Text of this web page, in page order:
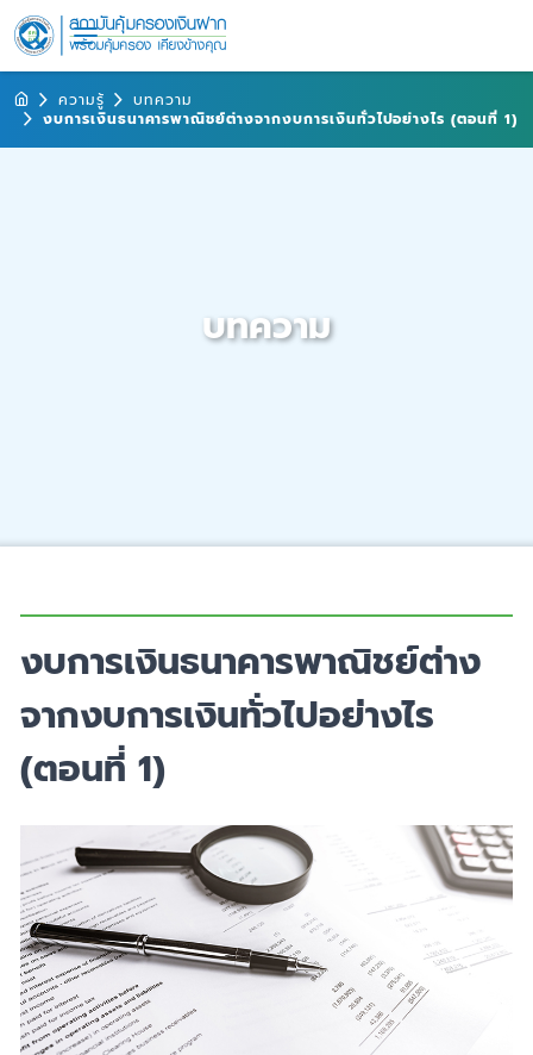
ความรู้
บทความ
งบการเงินธนาคารพาณิชย์ต่างจากงบการเงินทั่วไปอย่างไร (ตอนที่ 1)
บทความ
งบการเงินธนาคารพาณิชย์ต่าง
จากงบการเงินทั่วไปอย่างไร
(ตอนที่ 1)